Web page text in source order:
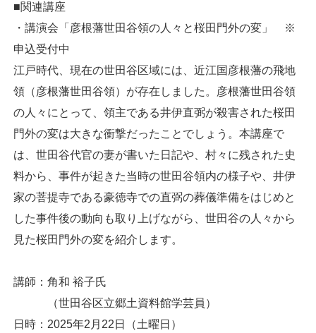
■関連講座
・講演会「彦根藩世田谷領の人々と桜田門外の変」 ※
申込受付中
江戸時代、現在の世田谷区域には、近江国彦根藩の飛地
領（彦根藩世田谷領）が存在しました。彦根藩世田谷領
の人々にとって、領主である井伊直弼が殺害された桜田
門外の変は大きな衝撃だったことでしょう。本講座で
は、世田谷代官の妻が書いた日記や、村々に残された史
料から、事件が起きた当時の世田谷領内の様子や、井伊
家の菩提寺である豪徳寺での直弼の葬儀準備をはじめと
した事件後の動向も取り上げながら、世田谷の人々から
見た桜田門外の変を紹介します。
講師：角和 裕子氏
（世田谷区立郷土資料館学芸員）
日時：2025年2月22日（土曜日）